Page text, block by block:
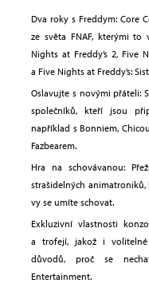
Dva roky s Freddym: Core
ze světa FNAF, kterými to
Nights at Freddy’s 2, Five
a Five Nights at Freddy’s:
Oslavujte s novými přáteli:
společníků, kteří jsou
například s Bonniem,
Fazbearem.
Hra na schovávanou:
strašidelných
vy se umíte schovat.
Exkluzivní vlastnosti
a trofejí, jakož i
důvodů, proč se
Entertainment.